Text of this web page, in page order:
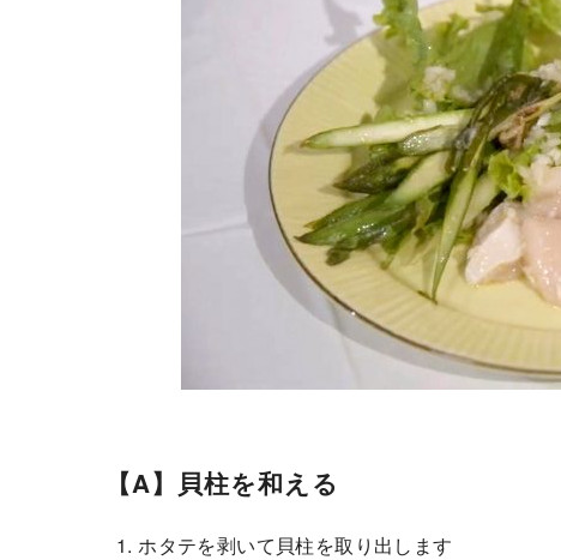
【A】貝柱を和える
ホタテを剥いて貝柱を取り出します